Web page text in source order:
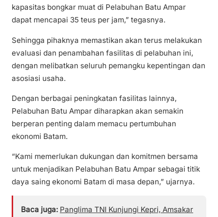
kapasitas bongkar muat di Pelabuhan Batu Ampar
dapat mencapai 35 teus per jam,” tegasnya.
Sehingga pihaknya memastikan akan terus melakukan
evaluasi dan penambahan fasilitas di pelabuhan ini,
dengan melibatkan seluruh pemangku kepentingan dan
asosiasi usaha.
Dengan berbagai peningkatan fasilitas lainnya,
Pelabuhan Batu Ampar diharapkan akan semakin
berperan penting dalam memacu pertumbuhan
ekonomi Batam.
“Kami memerlukan dukungan dan komitmen bersama
untuk menjadikan Pelabuhan Batu Ampar sebagai titik
daya saing ekonomi Batam di masa depan,” ujarnya.
Baca juga: Panglima TNI Kunjungi Kepri, Amsakar